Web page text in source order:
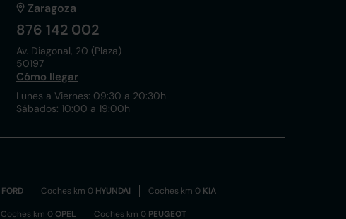
Zaragoza
876 142 002
Av. Diagonal, 20 (Plaza)
50197
Cómo llegar
Lunes a Viernes: 09:30 a 20:30h
Sábados: 10:00 a 19:00h
FORD Coches km 0 HYUNDAI Coches km 0 KIA
Coches km 0OPEL Coches km 0 PEUGEOT